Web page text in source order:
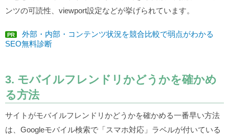
ンツの可読性、viewport設定などが挙げられています。
PR
外部・内部・コンテンツ状況を競合比較で弱点がわかる
SEO無料診断
3. モバイルフレンドリかどうかを確かめ
る方法
サイトがモバイルフレンドリかどうかを確かめる一番早い方法
は、Googleモバイル検索で「スマホ対応」ラベルが付いている